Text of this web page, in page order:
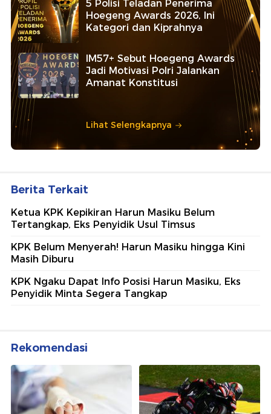
5 Polisi Teladan Penerima
Hoegeng Awards 2026, Ini
Kategori dan Kiprahnya
IM57+ Sebut Hoegeng Awards
Jadi Motivasi Polri Jalankan
Amanat Konstitusi
Lihat Selengkapnya
Berita Terkait
Ketua KPK Kepikiran Harun Masiku Belum
Tertangkap, Eks Penyidik Usul Timsus
KPK Belum Menyerah! Harun Masiku hingga Kini
Masih Diburu
KPK Ngaku Dapat Info Posisi Harun Masiku, Eks
Penyidik Minta Segera Tangkap
Rekomendasi